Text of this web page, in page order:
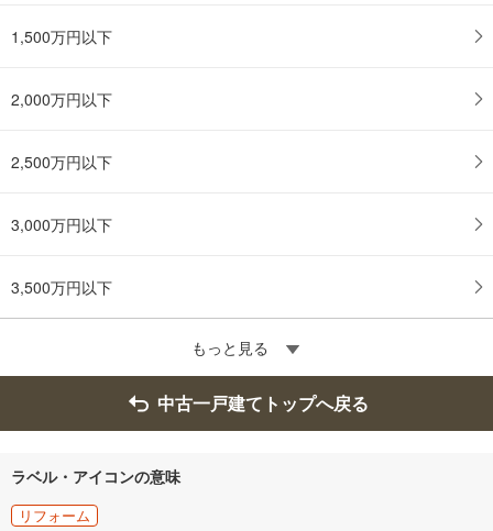
1,500万円以下
2,000万円以下
2,500万円以下
3,000万円以下
3,500万円以下
もっと見る
中古一戸建てトップへ戻る
ラベル・アイコンの意味
リフォーム